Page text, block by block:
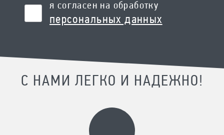
я согласен на обработку
персональных данных
С НАМИ ЛЕГКО И НАДЕЖНО!